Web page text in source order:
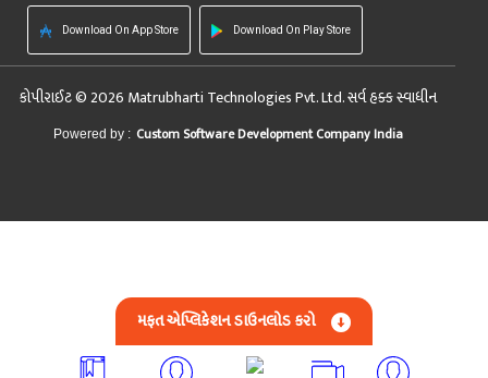
Download On App Store Download On Play Store
કોપીરાઈટ © 2026 Matrubharti Technologies Pvt. Ltd. સર્વ હક્ક સ્વાધીન
Powered by : Custom Software Development Company India
મફત એપ્લિકેશન ડાઉનલોડ કરો